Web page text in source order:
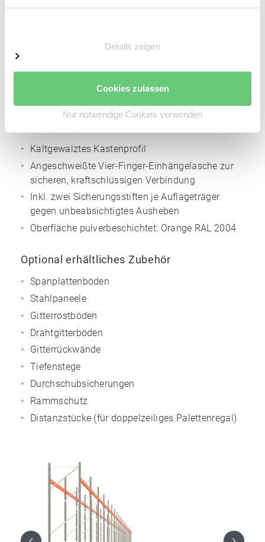
Details zeigen
Cookies zulassen
Nur notwendige Cookies verwenden
Materialstärke: 2,5 mm
Kaltgewalztes Kastenprofil
Angeschweißte Vier-Finger-Einhängelasche zur
sicheren, kraftschlüssigen Verbindung
Inkl. zwei Sicherungsstiften je Auflageträger
gegen unbeabsichtigtes Ausheben
Oberfläche pulverbeschichtet: Orange RAL 2004
Optional erhältliches Zubehör
Spanplattenböden
Stahlpaneele
Gitterrostböden
Drahtgitterböden
Gitterrückwände
Tiefenstege
Durchschubsicherungen
Rammschutz
Distanzstücke (für doppelzeiliges Palettenregal)